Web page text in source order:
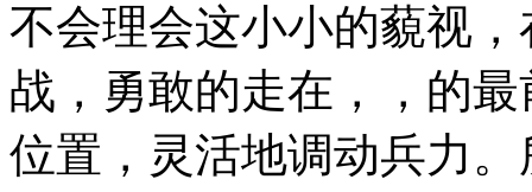
不会理会这小小的藐视
战，勇敢的走在，，的
位置，灵活地调动兵力